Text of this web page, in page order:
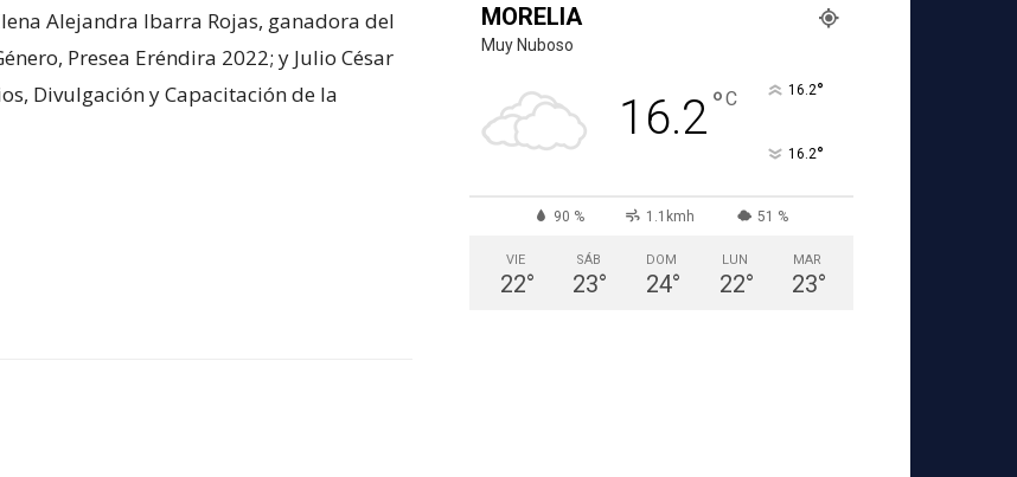
Alejandra Ibarra Rojas, ganadora del
Presea Eréndira 2022; y Julio César
Divulgación y Capacitación de la
MORELIA
Muy Nuboso
16.2°C 16.2°
16.2°
90 % 1.1kmh 51 %
VIE
22°
SÁB
23°
DOM
24°
LUN
22°
MAR
23°